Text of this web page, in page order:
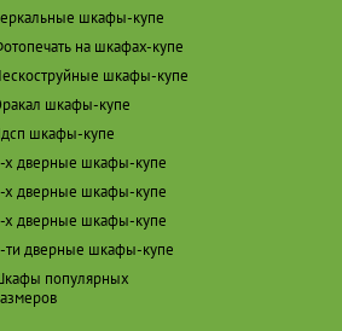
шкафы-купе
на шкафах-купе
шкафы-купе
шкафы-купе
шкафы-купе
х дверные шкафы-купе
х дверные шкафы-купе
х дверные шкафы-купе
ти дверные шкафы-купе
популярных